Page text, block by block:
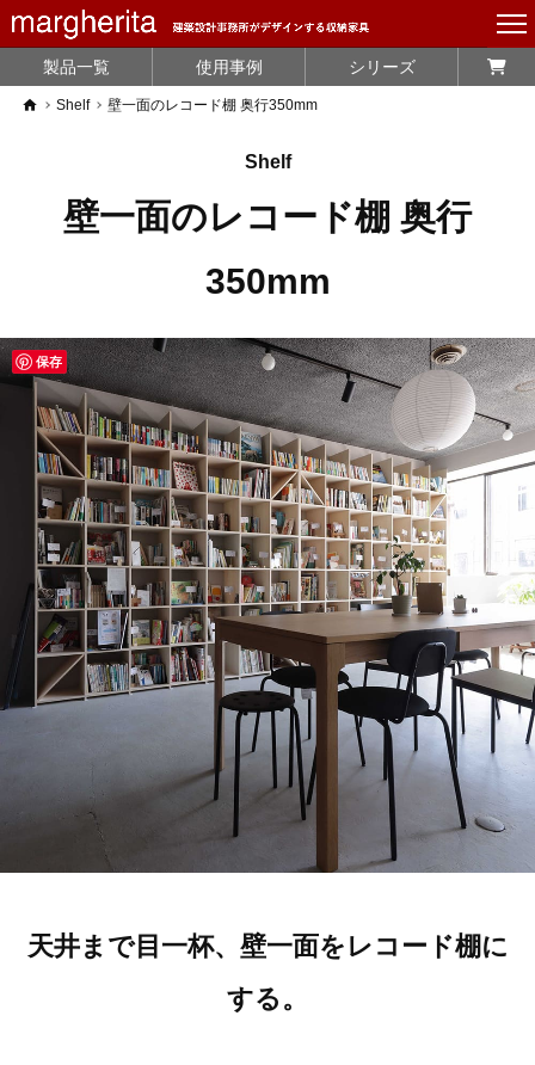
製品一覧 使用事例 シリーズ
home Shelf 壁一面のレコード棚 奥行350mm
Shelf
壁一面のレコード棚 奥行
350mm
天井まで目一杯、壁一面をレコード棚に
する。
保存